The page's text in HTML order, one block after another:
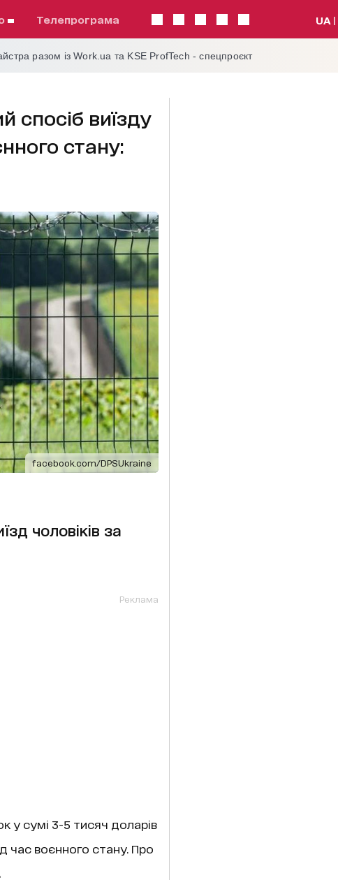
телепрограма UA
разом із Work.ua та KSE ProfTech - спецпроєкт
спосіб виїзду
стану:
facebook.com/DPSUkraine
чоловіків за
Реклама
у сумі 3-5 тисяч доларів
час воєнного стану. Про